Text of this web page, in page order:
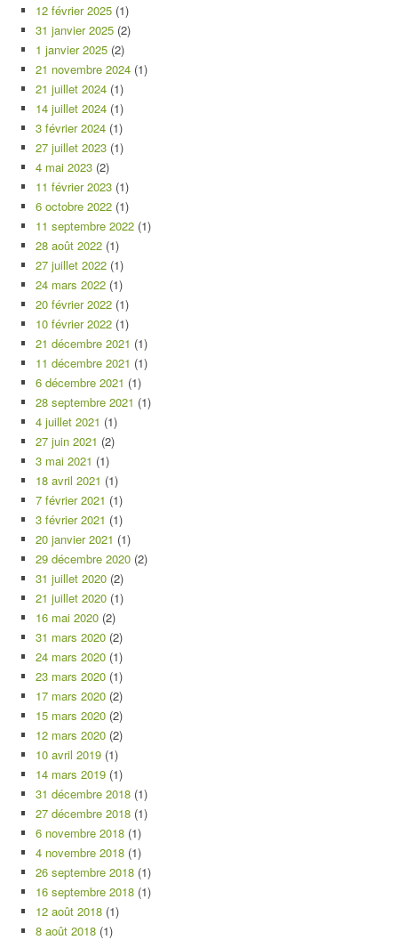
12 février 2025 (1)
31 janvier 2025 (2)
1 janvier 2025 (2)
21 novembre 2024 (1)
21 juillet 2024 (1)
14 juillet 2024 (1)
3 février 2024 (1)
27 juillet 2023 (1)
4 mai 2023 (2)
11 février 2023 (1)
6 octobre 2022 (1)
11 septembre 2022 (1)
28 août 2022 (1)
27 juillet 2022 (1)
24 mars 2022 (1)
20 février 2022 (1)
10 février 2022 (1)
21 décembre 2021 (1)
11 décembre 2021 (1)
6 décembre 2021 (1)
28 septembre 2021 (1)
4 juillet 2021 (1)
27 juin 2021 (2)
3 mai 2021 (1)
18 avril 2021 (1)
7 février 2021 (1)
3 février 2021 (1)
20 janvier 2021 (1)
29 décembre 2020 (2)
31 juillet 2020 (2)
21 juillet 2020 (1)
16 mai 2020 (2)
31 mars 2020 (2)
24 mars 2020 (1)
23 mars 2020 (1)
17 mars 2020 (2)
15 mars 2020 (2)
12 mars 2020 (2)
10 avril 2019 (1)
14 mars 2019 (1)
31 décembre 2018 (1)
27 décembre 2018 (1)
6 novembre 2018 (1)
4 novembre 2018 (1)
26 septembre 2018 (1)
16 septembre 2018 (1)
12 août 2018 (1)
8 août 2018 (1)